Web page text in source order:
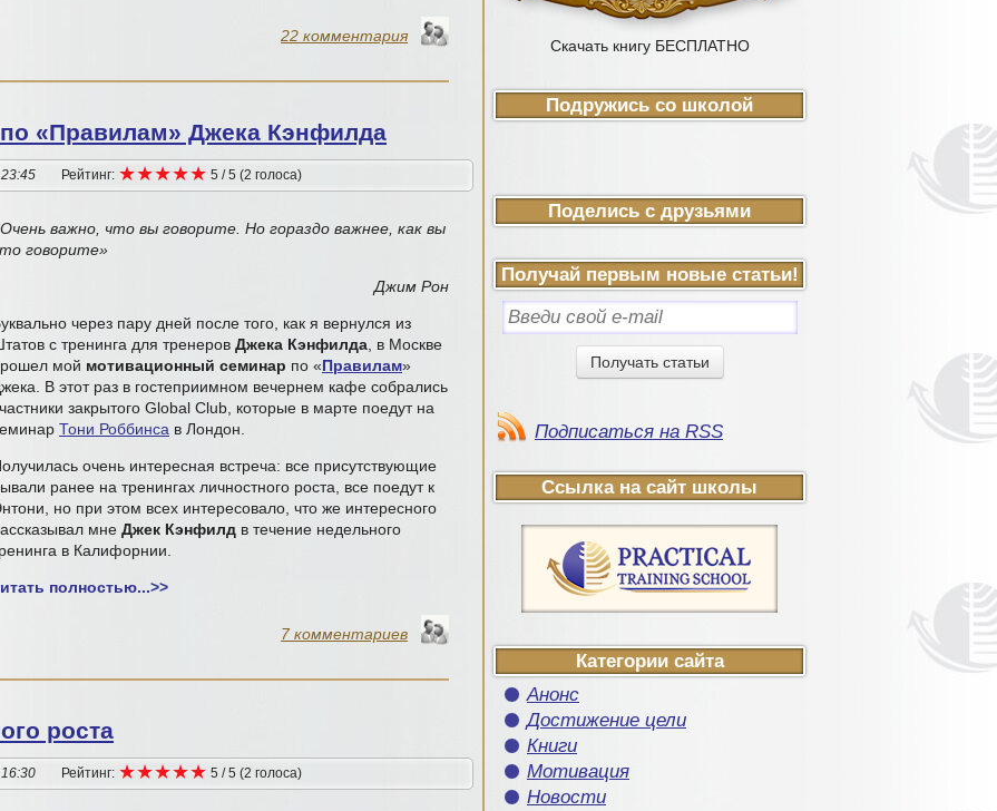
22 комментария
«Правилам» Джека Кэнфилда
Рейтинг: ★★★★★
★★★★★ 5 /5 (2 голоса)
важно, что вы говорите. Но гораздо важнее, как вы
говорите»
Джим Рон
через пару дней после того, как я вернулся из
с тренинга для тренеров Джека Кэнфилда, в Москве
мой мотивационный семинар по «Правилам»
В этот раз в гостеприимном вечернем кафе собрались
закрытого Global Club, которые в марте поедут на
Тони Роббинса в Лондон.
очень интересная встреча: все присутствующие
ранее на тренингах личностного роста, все поедут к
но при этом всех интересовало, что же интересного
мне Джек Кэнфилд в течение недельного
в Калифорнии.
полностью...>>
7 комментариев
роста
Рейтинг: ★★★★★
★★★★★ 5 /5 (2 голоса)
Скачать книгу БЕСПЛАТНО
Подружись со школой
Поделись с друзьями
Получай первым новые статьи!
Подписаться на RSS
Ссылка на сайт школы
Категории сайта
Анонс
Достижение цели
Книги
Мотивация
Новости